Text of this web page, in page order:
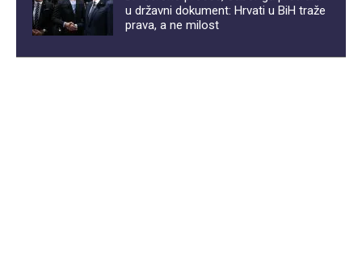
u državni dokument: Hrvati u BiH traže
prava, a ne milost